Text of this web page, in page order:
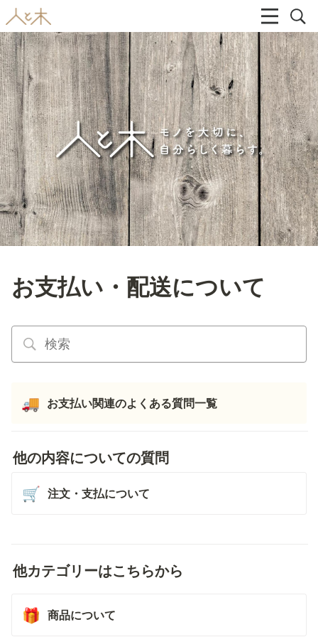
お支払い・配送について
🚚 お支払い関連のよくある質問一覧
他の内容についての質問
🛒 注文・支払について
他カテゴリーはこちらから
🎁 商品について